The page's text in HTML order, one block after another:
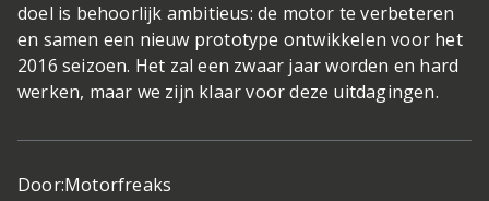
doel is behoorlijk ambitieus: de motor te verbeteren
en samen een nieuw prototype ontwikkelen voor het
2016 seizoen. Het zal een zwaar jaar worden en hard
werken, maar we zijn klaar voor deze uitdagingen.
Door:Motorfreaks